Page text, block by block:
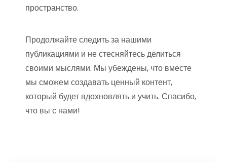
пространство.
Продолжайте следить за нашими
публикациями и не стесняйтесь делиться
своими мыслями. Мы убеждены, что вместе
мы сможем создавать ценный контент,
который будет вдохновлять и учить. Спасибо,
что вы с нами!